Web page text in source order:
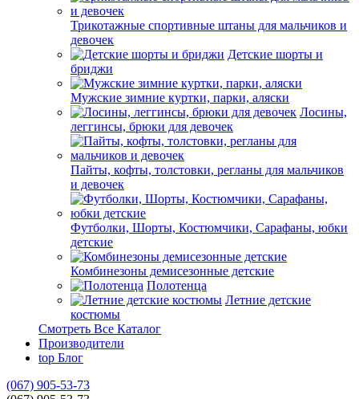
Трикотажные спортивные штаны для мальчиков и
девочек
Детские шорты и
бриджи
Мужские зимние куртки, парки, аляски
Лосины,
леггинсы, брюки для девочек
Пайты, кофты, толстовки, регланы для мальчиков
и девочек
Футболки, Шорты, Костюмчики, Сарафаны, юбки
детские
Комбинезоны демисезонные детские
Полотенца
Летние детские
костюмы
Смотреть Все Каталог
Производители
top Блог
(067) 905-53-73